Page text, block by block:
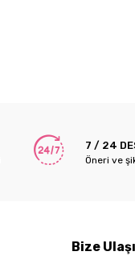
7 / 24
Öneri ve
Bize